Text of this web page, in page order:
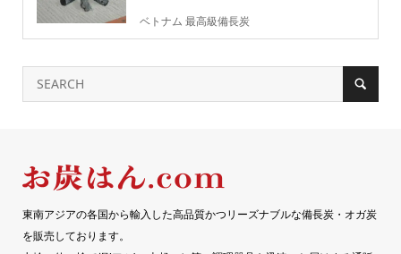
ベトナム 最高級備長炭
東南アジアの各国から輸入した高品質かつリーズナブルな備長炭・オガ炭
を販売しております。